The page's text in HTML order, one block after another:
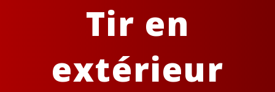
Tir en
extérieur